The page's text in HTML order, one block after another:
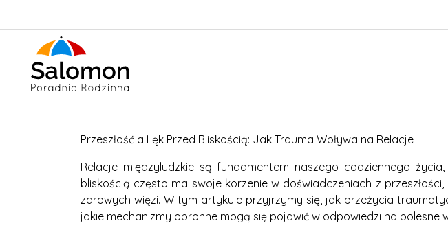
Przeszłość a Lęk Przed Bliskością: Jak Trauma Wpływa na Relacje
Relacje międzyludzkie są fundamentem naszego codziennego
bliskością często ma swoje korzenie w doświadczeniach z
zdrowych więzi. W tym artykule przyjrzymy się, jak przeżycia
jakie mechanizmy obronne mogą się pojawić w odpowiedzi na bolesne